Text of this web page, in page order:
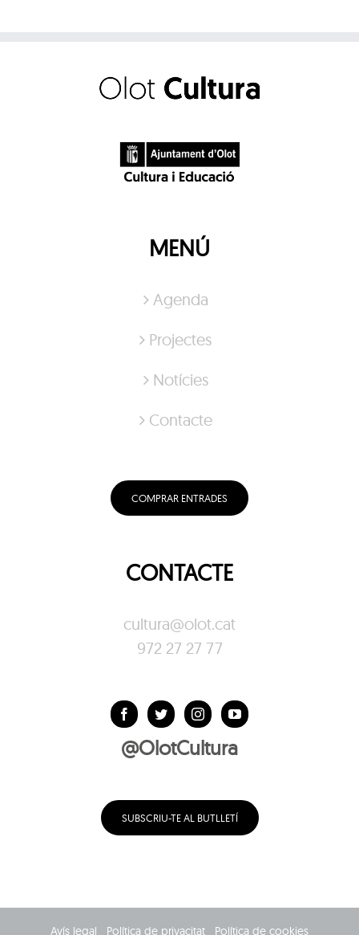
MENÚ
Agenda
Projectes
Notícies
Contacte
COMPRAR ENTRADES
CONTACTE
cultura@olot.cat
972 27 27 77
@OlotCultura
SUBSCRIU-TE AL BUTLLETÍ
Avís legal Política de privacitat Política de cookies